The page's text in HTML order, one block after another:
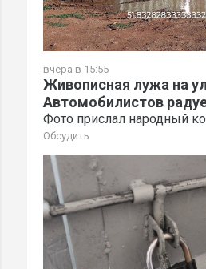
вчера в 15:55
Живописная лужа на
Автомобилистов
Фото прислал народный
Обсудить